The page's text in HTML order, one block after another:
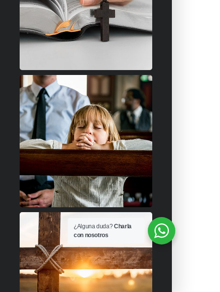
¿Alguna duda?Charla
con nosotros